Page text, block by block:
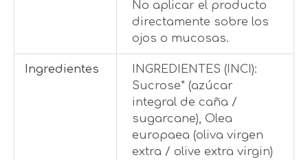
No aplicar el producto
directamente sobre los
ojos o mucosas.
Ingredientes
INGREDIENTES (INCI):
Sucrose* (azúcar
integral de caña /
sugarcane), Olea
europaea (oliva virgen
extra / olive extra virgin)